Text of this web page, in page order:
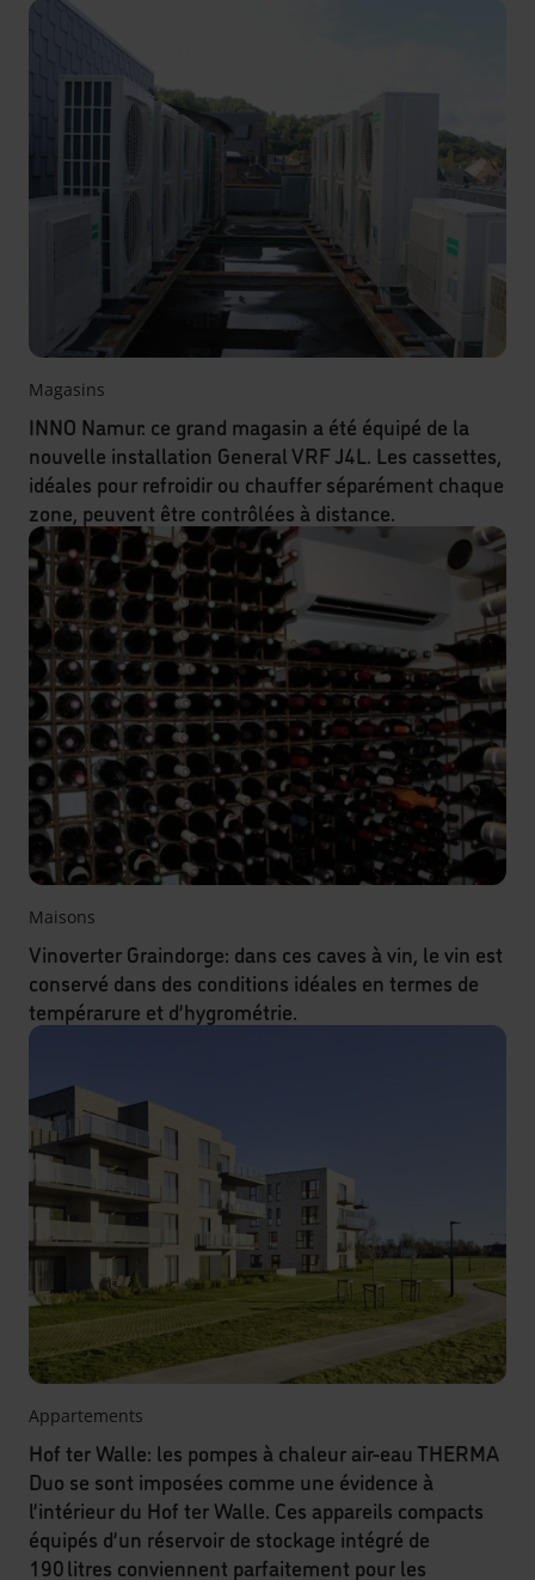
Magasins
INNO Namur: ce grand magasin a été équipé de la
nouvelle installation General VRF J4L. Les cassettes,
idéales pour refroidir ou chauffer séparément chaque
zone, peuvent être contrôlées à distance.
Maisons
Vinoverter Graindorge: dans ces caves à vin, le vin est
conservé dans des conditions idéales en termes de
tempérarure et d’hygrométrie.
Appartements
Hof ter Walle: les pompes à chaleur air-eau THERMA
Duo se sont imposées comme une évidence à
l’intérieur du Hof ter Walle. Ces appareils compacts
équipés d’un réservoir de stockage intégré de
190 litres conviennent parfaitement pour les